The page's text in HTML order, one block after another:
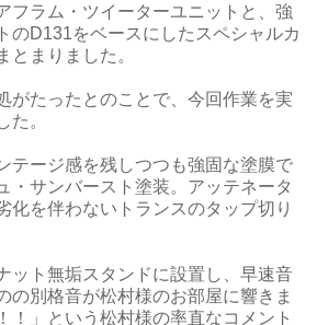
フラム・ツイーターユニットと、強
のD131をベースにしたスペシャルカ
とまりました。
がたったとのことで、今回作業を実
た。
テージ感を残しつつも強固な塗膜で
・サンバースト塗装。アッテネータ
化を伴わないトランスのタップ切り
ット無垢スタンドに設置し、早速音
の別格音が松村様のお部屋に響きま
！」という松村様の率直なコメント